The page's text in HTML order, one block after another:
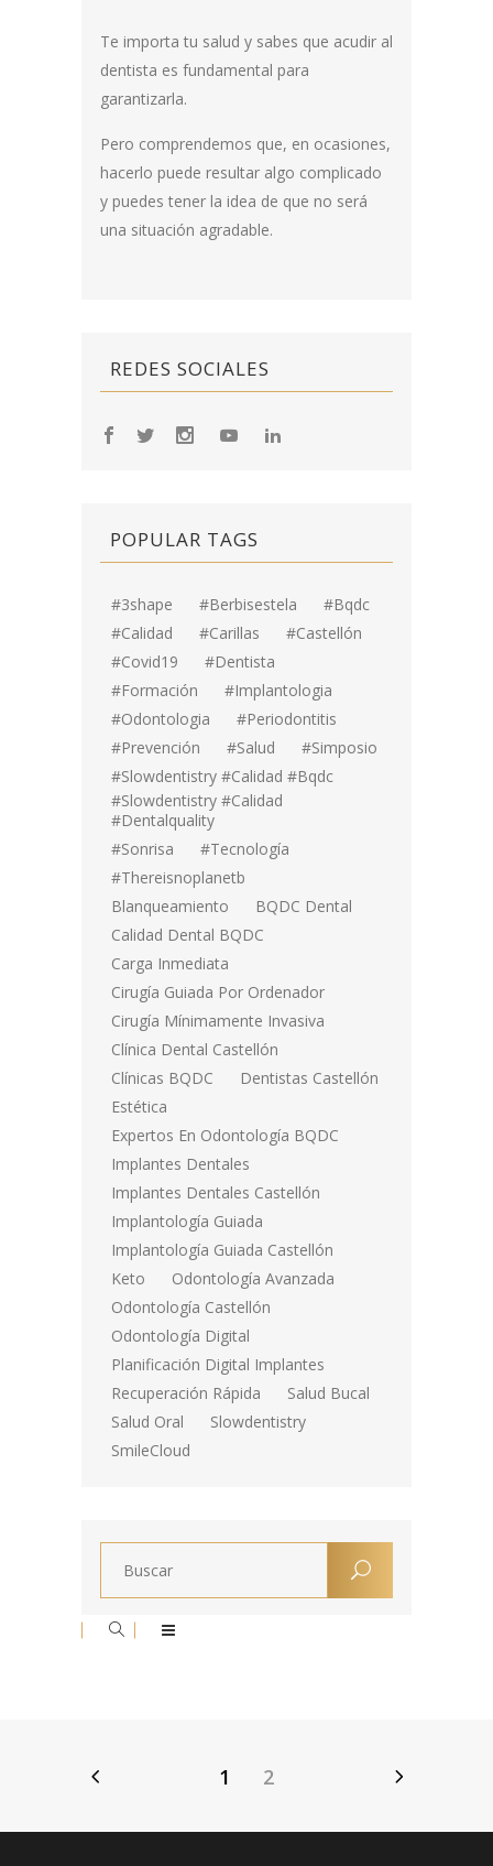
Te importa tu salud y sabes que acudir al
dentista es fundamental para
garantizarla.
Pero comprendemos que, en ocasiones,
hacerlo puede resultar algo complicado
y puedes tener la idea de que no será
una situación agradable.
REDES SOCIALES
POPULAR TAGS
#3shape #berbisestela
#bqdc
#calidad
#carillas
#Castellón
#covid19
#dentista
#formación
#implantologia
#odontologia
#periodontitis
#prevención
#salud
#simposio
#Slowdentistry #calidad #bqdc
#Slowdentistry #calidad
#dentalquality
#sonrisa
#tecnología
#thereisnoplanetb
Blanqueamiento
BQDC Dental
Calidad Dental BQDC
Carga Inmediata
Cirugía Guiada Por Ordenador
Cirugía Mínimamente Invasiva
Clínica Dental Castellón
Clínicas BQDC
Dentistas Castellón
Estética
Expertos En Odontología BQDC
Implantes Dentales
Implantes Dentales Castellón
Implantología Guiada
Implantología Guiada Castellón
Keto
Odontología Avanzada
Odontología Castellón
Odontología Digital
Planificación Digital Implantes
Recuperación Rápida
Salud Bucal
Salud Oral
Slowdentistry
SmileCloud
1 2